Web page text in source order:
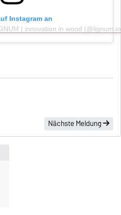
Instagram an
| innovation in wood
Nächste Meldung